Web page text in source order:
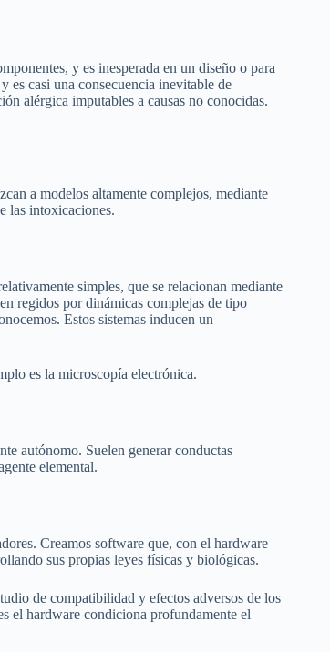
y es inesperada en un diseño o para
es casi una consecuencia inevitable de
alérgica imputables a causas no conocidas.
a modelos altamente complejos, mediante
las intoxicaciones.
simples, que se relacionan mediante
regidos por dinámicas complejas de tipo
Estos sistemas inducen un
es la microscopía electrónica.
autónomo. Suelen generar conductas
elemental.
Creamos software que, con el hardware
sus propias leyes físicas y biológicas.
de compatibilidad y efectos adversos de los
el hardware condiciona profundamente el